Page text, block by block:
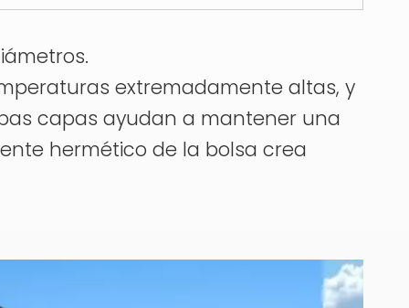
extremadamente altas, y
capas ayudan a mantener una
hermético de la bolsa crea